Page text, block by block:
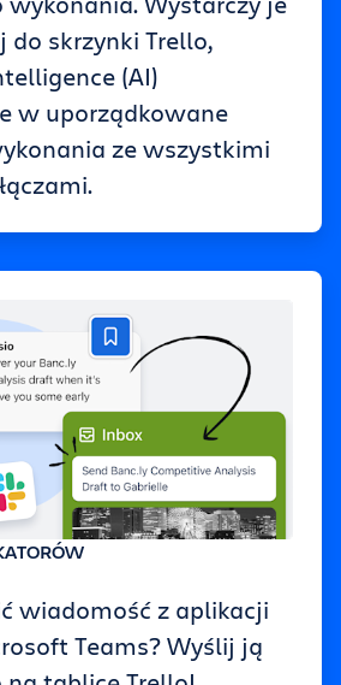
do skrzynki Trello,
(AI)
w uporządkowane
ze wszystkimi
wiadomość z aplikacji
Teams? Wyślij ją